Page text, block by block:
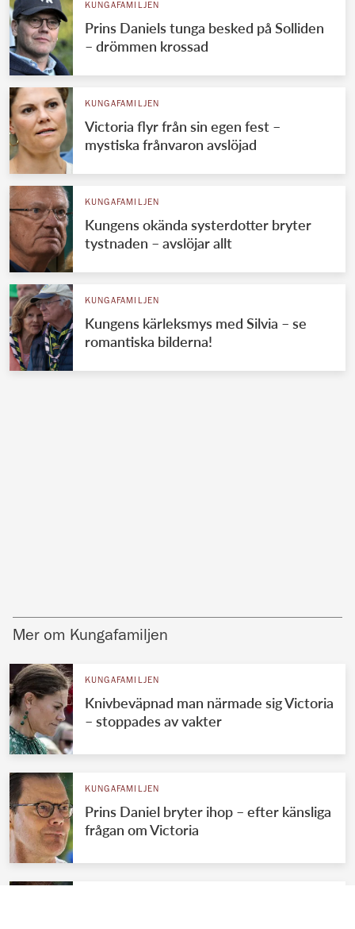
KUNGAFAMILJEN
Prins Daniels tunga besked på Solliden
– drömmen krossad
KUNGAFAMILJEN
Victoria flyr från sin egen fest –
mystiska frånvaron avslöjad
KUNGAFAMILJEN
Kungens okända systerdotter bryter
tystnaden – avslöjar allt
KUNGAFAMILJEN
Kungens kärleksmys med Silvia – se
romantiska bilderna!
Mer om Kungafamiljen
KUNGAFAMILJEN
Knivbeväpnad man närmade sig Victoria
– stoppades av vakter
KUNGAFAMILJEN
Prins Daniel bryter ihop – efter känsliga
frågan om Victoria